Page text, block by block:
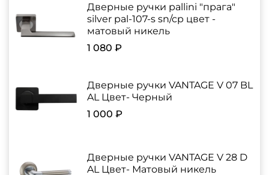
Дверные ручки pallini "прага"
silver pal-107-s sn/cp цвет -
матовый никель
1 080 ₽
Дверные ручки VANTAGE V 07 BL
AL Цвет- Черный
1 000 ₽
Дверные ручки VANTAGE V 28 D
AL Цвет- Матовый никель